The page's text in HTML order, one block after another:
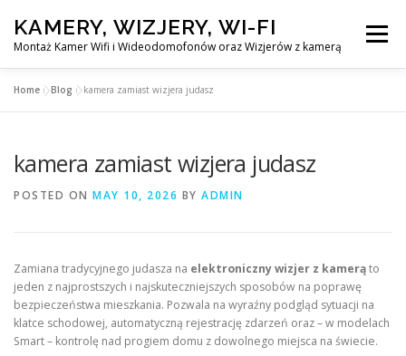
content
KAMERY, WIZJERY, WI-FI
Montaż Kamer Wifi i Wideodomofonów oraz Wizjerów z kamerą
Menu
MONTAŻ WIDEDOMOFONÓW
KONTAKT
PL
Home »Blog »kamera zamiast wizjera judasz
kamera zamiast wizjera judasz
POSTED ON MAY 10, 2026 BY ADMIN
Zamiana tradycyjnego judasza na elektroniczny wizjer z kamerąto
jeden z najprostszych i najskuteczniejszych sposobów na poprawę
bezpieczeństwa mieszkania. Pozwala na wyraźny podgląd sytuacji na
klatce schodowej, automatyczną rejestrację zdarzeń oraz – w modelach
Smart – kontrolę nad progiem domu z dowolnego miejsca na świecie.